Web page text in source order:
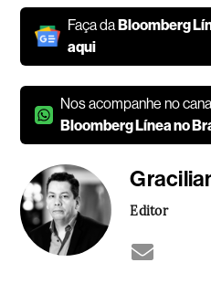
Faça daBloomberg
aqui
Nos acompanhe no
Bloomberg Línea no
Editor